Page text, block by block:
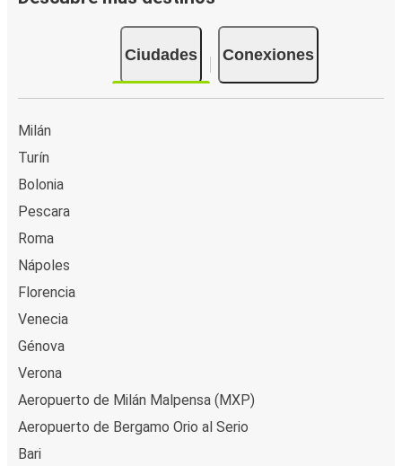
Ciudades Conexiones
Milán
Turín
Bolonia
Pescara
Roma
Nápoles
Florencia
Venecia
Génova
Verona
Aeropuerto de Milán Malpensa (MXP)
Aeropuerto de Bergamo Orio al Serio
Bari